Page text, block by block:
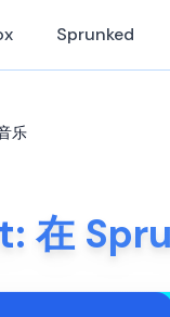
Sprunked
乐
在